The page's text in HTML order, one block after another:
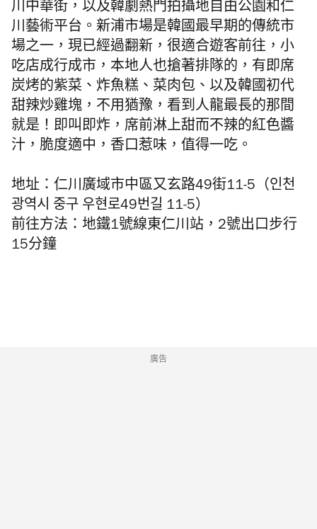
川中華街，以及韓劇熱門拍攝地自由公園和仁
川藝術平台。新浦市場是韓國最早期的傳統市
場之一，現已經過翻新，很適合遊客前往，小
吃店成行成市，本地人也搶著排隊的，有即席
炭烤的紫菜、炸魚糕、菜肉包、以及韓國初代
甜辣炒雞塊，不用猶豫，看到人龍最長的那間
就是！即叫即炸，席前淋上甜而不辣的紅色醬
汁，脆度適中，香口惹味，值得一吃。
地址：仁川廣域市中區又玄路49街11-5（인천
광역시 중구 우현로49번길 11-5）
前往方法：地鐵1號線東仁川站，2號出口步行
15分鐘
廣告